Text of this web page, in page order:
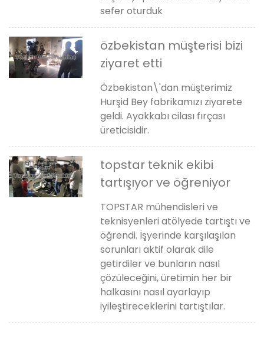
sefer oturduk
özbekistan müşterisi bizi
ziyaret etti
Özbekistan\'dan müşterimiz
Hurşid Bey fabrikamızı ziyarete
geldi. Ayakkabı cilası fırçası
üreticisidir.
topstar teknik ekibi
tartışıyor ve öğreniyor
TOPSTAR mühendisleri ve
teknisyenleri atölyede tartıştı ve
öğrendi. İşyerinde karşılaşılan
sorunları aktif olarak dile
getirdiler ve bunların nasıl
çözüleceğini, üretimin her bir
halkasını nasıl ayarlayıp
iyileştireceklerini tartıştılar.